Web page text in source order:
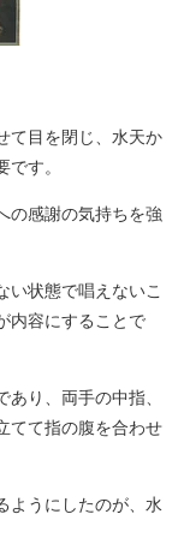
て目を閉じ、水天か
です。
の感謝の気持ちを強
い状態で唱えないこ
内容にすることで
あり、両手の中指、
てて指の腹を合わせ
ようにしたのが、水